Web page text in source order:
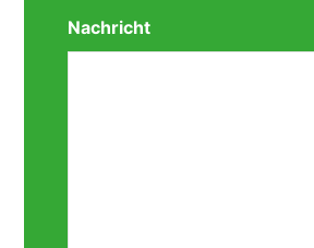
Nachricht